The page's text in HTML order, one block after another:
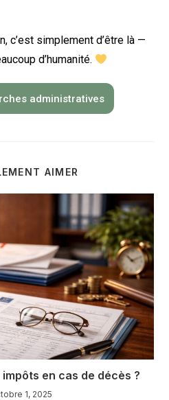
c’est simplement d’être là —
d’humanité.
administratives
AIMER
en cas de décès ?
1, 2025